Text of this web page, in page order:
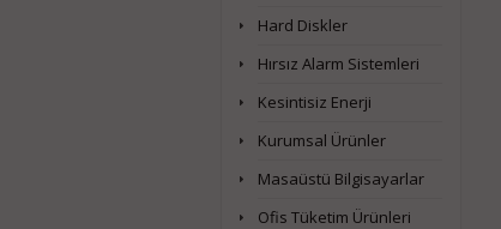
Hard Diskler
Hırsız Alarm Sistemleri
Kesintisiz Enerji
Kurumsal Ürünler
Masaüstü Bilgisayarlar
Ofis Tüketim Ürünleri